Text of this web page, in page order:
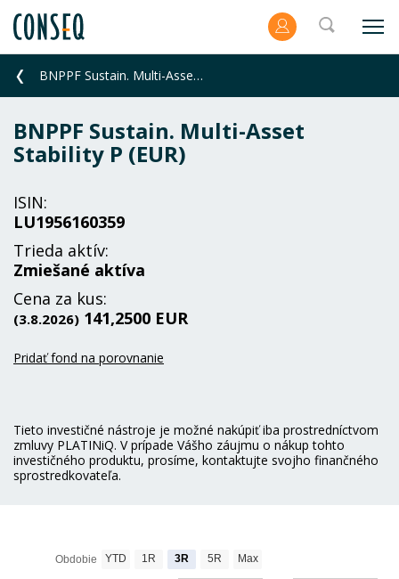
BNPPF Sustain. Multi-Asset Stability P (EUR)
BNPPF Sustain. Multi-Asset
Stability P (EUR)
ISIN:
LU1956160359
Trieda aktív:
Zmiešané aktíva
Cena za kus:
(3.8.2026) 141,2500 EUR
Pridať fond na porovnanie
Tieto investičné nástroje je možné nakúpiť iba prostredníctvom
zmluvy PLATINiQ. V prípade Vášho záujmu o nákup tohto
investičného produktu, prosíme, kontaktujte svojho finančného
sprostredkovateľa.
Obdobie YTD 1R 3R 5R Max